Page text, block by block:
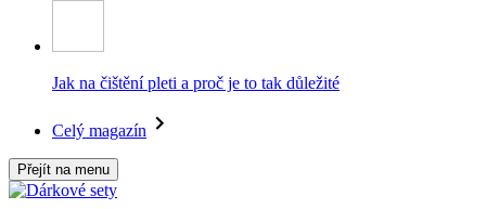
Jak na čištění pleti a proč je to tak důležité
Celý magazín
Přejít na menu